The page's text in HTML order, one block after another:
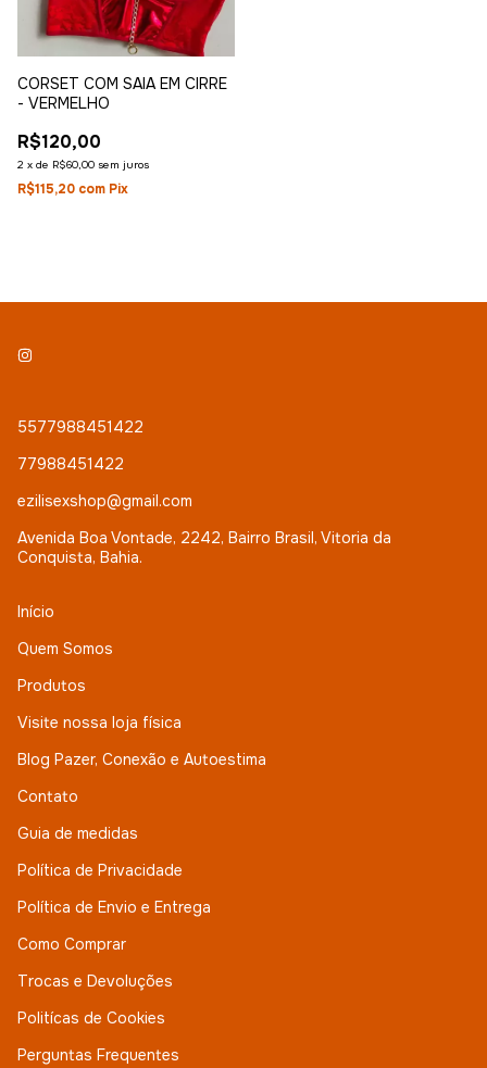
CORSET COM SAIA EM CIRRE
- VERMELHO
R$120,00
2 x de R$60,00 sem juros
R$115,20 com Pix
5577988451422
77988451422
ezilisexshop@gmail.com
Avenida Boa Vontade, 2242, Bairro Brasil, Vitoria da
Conquista, Bahia.
Início
Quem Somos
Produtos
Visite nossa loja física
Blog Pazer, Conexão e Autoestima
Contato
Guia de medidas
Política de Privacidade
Política de Envio e Entrega
Como Comprar
Trocas e Devoluções
Politícas de Cookies
Perguntas Frequentes